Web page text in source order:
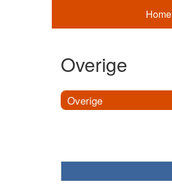
Home
Overige
Overige